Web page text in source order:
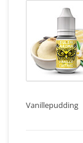
Vanillepudding